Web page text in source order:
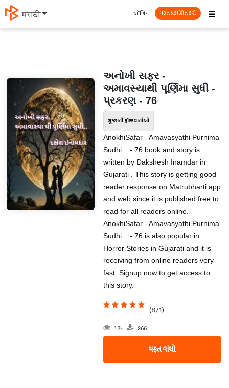
मराठी ☰
લૉગિન મફત પ્રકાશિત કરો
અનોખી સફર -
અમાવસ્યાથી પૂર્ણિમા સુધી -
પ્રકરણ - 76
ગુજરાતી હૉરર વાર્તાઓ
AnokhiSafar - Amavasyathi Purnima
Sudhi... - 76 book and story is
written by Dakshesh Inamdar in
Gujarati . This story is getting good
reader response on Matrubharti app
and web since it is published free to
read for all readers online.
AnokhiSafar - Amavasyathi Purnima
Sudhi... - 76 is also popular in
Horror Stories in Gujarati and it is
receiving from online readers very
fast. Signup now to get access to
this story.
(871)
1.7k 866
મફત વાંચો